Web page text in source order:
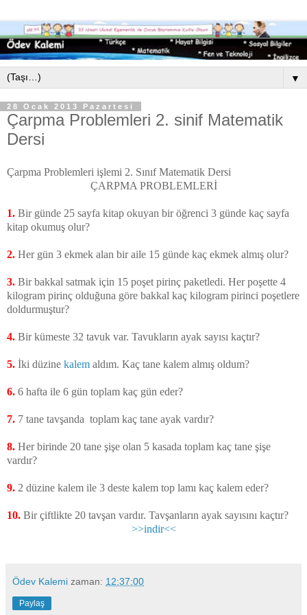
▼
28 Ocak 2013 Pazartesi
Çarpma Problemleri 2. sinif Matematik
Dersi
Çarpma Problemleri işlemi 2. Sınıf Matematik Dersi
ÇARPMA PROBLEMLERİ
1. Bir günde 25 sayfa kitap okuyan bir öğrenci 3 günde kaç sayfa
kitap okumuş olur?
2. Her gün 3 ekmek alan bir aile 15 günde kaç ekmek almış olur?
3. Bir bakkal satmak için 15 poşet pirinç paketledi. Her poşette 4
kilogram pirinç olduğuna göre bakkal kaç kilogram pirinci poşetlere
doldurmuştur?
4. Bir kümeste 32 tavuk var. Tavukların ayak sayısı kaçtır?
5. İki düzine kalem aldım. Kaç tane kalem almış oldum?
6. 6 hafta ile 6 gün toplam kaç gün eder?
7. 7 tane tavşanda toplam kaç tane ayak vardır?
8. Her birinde 20 tane şişe olan 5 kasada toplam kaç tane şişe
vardır?
9. 2 düzine kalem ile 3 deste kalem top lamı kaç kalem eder?
10. Bir çiftlikte 20 tavşan vardır. Tavşanların ayak sayısını kaçtır?
>>indir<<
Ödev Kalemi zaman: 12:37:00
Paylaş